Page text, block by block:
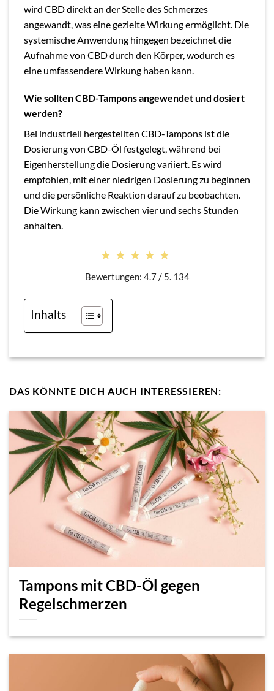
wird CBD direkt an der Stelle des Schmerzes
angewandt, was eine gezielte Wirkung ermöglicht. Die
systemische Anwendung hingegen bezeichnet die
Aufnahme von CBD durch den Körper, wodurch es
eine umfassendere Wirkung haben kann.
Wie sollten CBD-Tampons angewendet und dosiert
werden?
Bei industriell hergestellten CBD-Tampons ist die
Dosierung von CBD-Öl festgelegt, während bei
Eigenherstellung die Dosierung variiert. Es wird
empfohlen, mit einer niedrigen Dosierung zu beginnen
und die persönliche Reaktion darauf zu beobachten.
Die Wirkung kann zwischen vier und sechs Stunden
anhalten.
★★★★★
★★★★★
Bewertungen: 4.7 / 5. 134
Inhalts
DAS KÖNNTE DICH AUCH INTERESSIEREN:
Tampons mit CBD-Öl gegen
Regelschmerzen